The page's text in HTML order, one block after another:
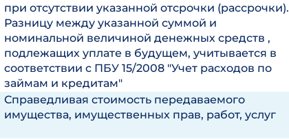
при отсутствии указанной отсрочки (рассрочки).
Разницу между указанной суммой и
номинальной величиной денежных средств ,
подлежащих уплате в будущем, учитывается в
соответствии с ПБУ 15/2008 "Учет расходов по
займам и кредитам"
Справедливая стоимость передаваемого
имущества, имущественных прав, работ, услуг